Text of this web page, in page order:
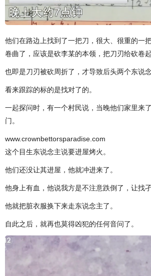
他们在路边上找到了一把刀，很大、很重的一
卷曲了，应该是砍李某的本领，把刀刃给砍卷起
也即是刀刃被砍周折了，才导致后头两个东说
看来跟踪的标的是找对了的。
一起探问时，有一个村民说，当晚他们家里来
门。
www.crownbettorsparadise.com
这个目生东说念主说要进屋烤火。
他们还没让其进屋，他就冲进来了。
他身上有血，他说我方是不注意跌倒了，让找
他就把脏衣服换下来走东说念主了。
自此之后，就再也莫得凶犯的任何音问了。